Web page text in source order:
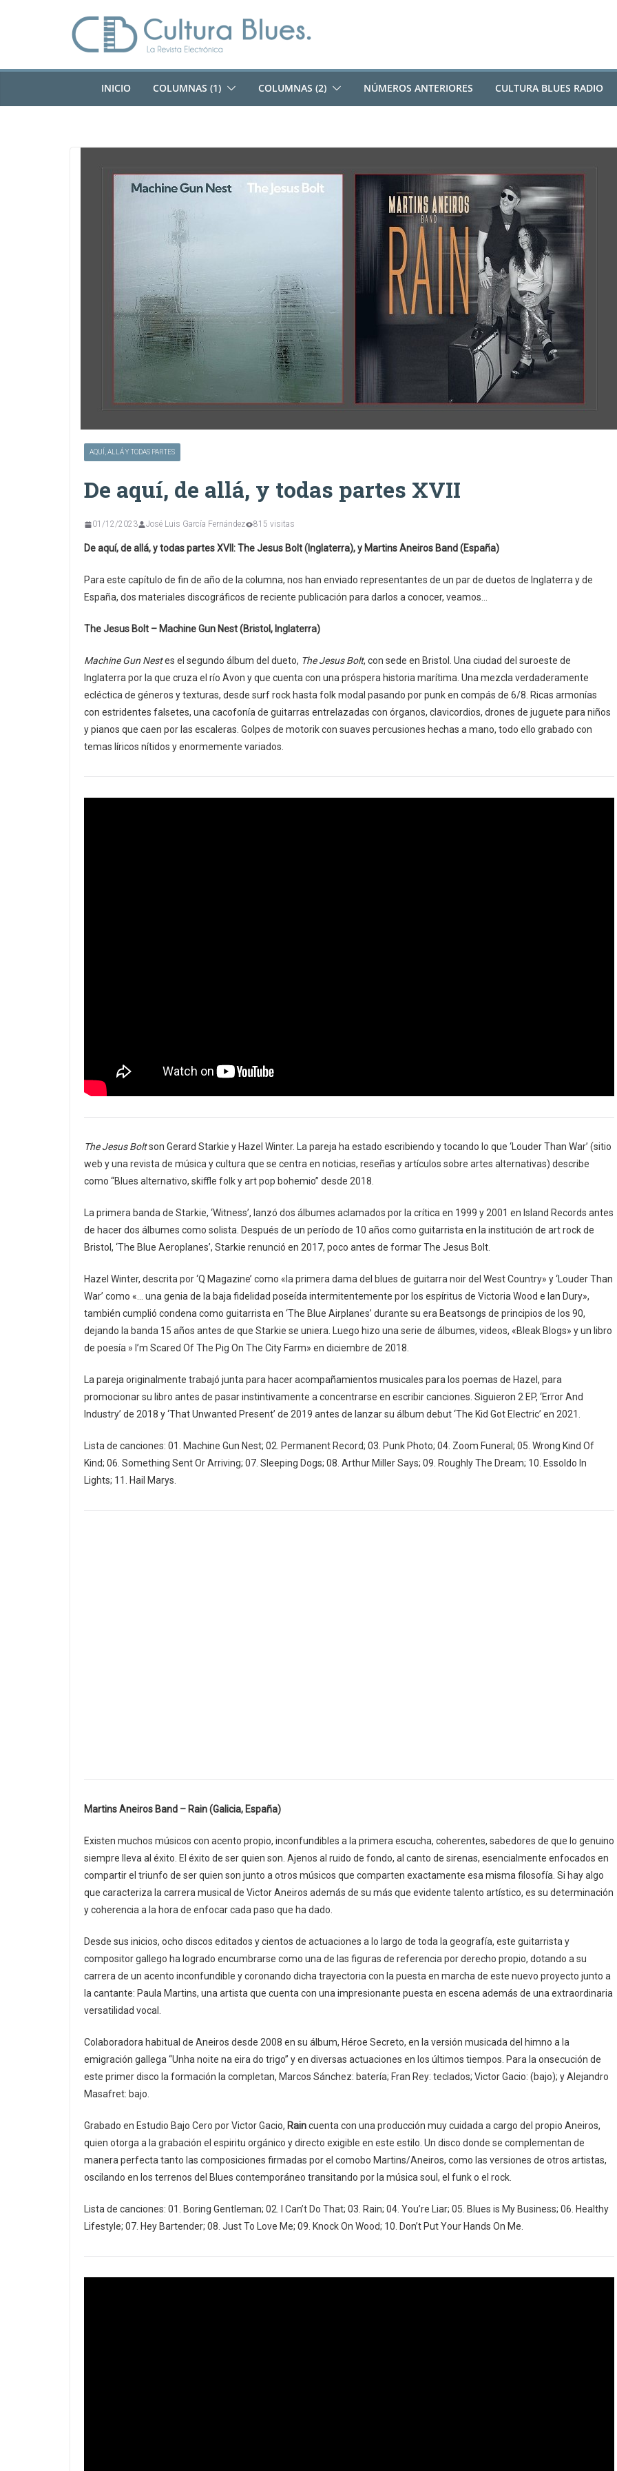
INICIO COLUMNAS (1) COLUMNAS (2) NÚMEROS ANTERIORES CULTURA BLUES RADIO
AQUÍ, ALLÁ Y TODAS PARTES
De aquí, de allá, y todas partes XVII
01/12/2023 José Luis García Fernández 815 visitas
De aquí, de allá, y todas partes XVII: The Jesus Bolt (Inglaterra), y Martins Aneiros Band (España)
Para este capítulo de fin de año de la columna, nos han enviado representantes de un par de duetos de Inglaterra y de
España, dos materiales discográficos de reciente publicación para darlos a conocer, veamos…
The Jesus Bolt – Machine Gun Nest (Bristol, Inglaterra)
Machine Gun Nestes el segundo álbum del dueto, The Jesus Bolt, con sede en Bristol. Una ciudad del suroeste de
Inglaterra por la que cruza el río Avon y que cuenta con una próspera historia marítima. Una mezcla verdaderamente
ecléctica de géneros y texturas, desde surf rock hasta folk modal pasando por punk en compás de 6/8. Ricas armonías
con estridentes falsetes, una cacofonía de guitarras entrelazadas con órganos, clavicordios, drones de juguete para niños
y pianos que caen por las escaleras. Golpes de motorik con suaves percusiones hechas a mano, todo ello grabado con
temas líricos nítidos y enormemente variados.
The Jesus Boltson Gerard Starkie y Hazel Winter. La pareja ha estado escribiendo y tocando lo que ‘Louder Than War’ (sitio
web y una revista de música y cultura que se centra en noticias, reseñas y artículos sobre artes alternativas) describe
como “Blues alternativo, skiffle folk y art pop bohemio” desde 2018.
La primera banda de Starkie, ‘Witness’, lanzó dos álbumes aclamados por la crítica en 1999 y 2001 en Island Records antes
de hacer dos álbumes como solista. Después de un período de 10 años como guitarrista en la institución de art rock de
Bristol, ‘The Blue Aeroplanes’, Starkie renunció en 2017, poco antes de formar The Jesus Bolt.
Hazel Winter, descrita por ‘Q Magazine’ como «la primera dama del blues de guitarra noir del West Country» y ‘Louder Than
War’ como «… una genia de la baja fidelidad poseída intermitentemente por los espíritus de Victoria Wood e Ian Dury»,
también cumplió condena como guitarrista en ‘The Blue Airplanes’ durante su era Beatsongs de principios de los 90,
dejando la banda 15 años antes de que Starkie se uniera. Luego hizo una serie de álbumes, videos, «Bleak Blogs» y un libro
de poesía » I’m Scared Of The Pig On The City Farm» en diciembre de 2018.
La pareja originalmente trabajó junta para hacer acompañamientos musicales para los poemas de Hazel, para
promocionar su libro antes de pasar instintivamente a concentrarse en escribir canciones. Siguieron 2 EP, ‘Error And
Industry’ de 2018 y ‘That Unwanted Present’ de 2019 antes de lanzar su álbum debut ‘The Kid Got Electric’ en 2021.
Lista de canciones: 01. Machine Gun Nest; 02. Permanent Record; 03. Punk Photo; 04. Zoom Funeral; 05. Wrong Kind Of
Kind; 06. Something Sent Or Arriving; 07. Sleeping Dogs; 08. Arthur Miller Says; 09. Roughly The Dream; 10. Essoldo In
Lights; 11. Hail Marys.
Martins Aneiros Band – Rain (Galicia, España)
Existen muchos músicos con acento propio, inconfundibles a la primera escucha, coherentes, sabedores de que lo genuino
siempre lleva al éxito. El éxito de ser quien son. Ajenos al ruido de fondo, al canto de sirenas, esencialmente enfocados en
compartir el triunfo de ser quien son junto a otros músicos que comparten exactamente esa misma filosofía. Si hay algo
que caracteriza la carrera musical de Victor Aneiros además de su más que evidente talento artístico, es su determinación
y coherencia a la hora de enfocar cada paso que ha dado.
Desde sus inicios, ocho discos editados y cientos de actuaciones a lo largo de toda la geografía, este guitarrista y
compositor gallego ha logrado encumbrarse como una de las figuras de referencia por derecho propio, dotando a su
carrera de un acento inconfundible y coronando dicha trayectoria con la puesta en marcha de este nuevo proyecto junto a
la cantante: Paula Martins, una artista que cuenta con una impresionante puesta en escena además de una extraordinaria
versatilidad vocal.
Colaboradora habitual de Aneiros desde 2008 en su álbum, Héroe Secreto, en la versión musicada del himno a la
emigración gallega “Unha noite na eira do trigo” y en diversas actuaciones en los últimos tiempos. Para la onsecución de
este primer disco la formación la completan, Marcos Sánchez: batería; Fran Rey: teclados; Victor Gacio: (bajo); y Alejandro
Masafret: bajo.
Grabado en Estudio Bajo Cero por Victor Gacio, Raincuenta con una producción muy cuidada a cargo del propio Aneiros,
quien otorga a la grabación el espiritu orgánico y directo exigible en este estilo. Un disco donde se complementan de
manera perfecta tanto las composiciones firmadas por el comobo Martins/Aneiros, como las versiones de otros artistas,
oscilando en los terrenos del Blues contemporáneo transitando por la música soul, el funk o el rock.
Lista de canciones: 01. Boring Gentleman; 02. I Can’t Do That; 03. Rain; 04. You’re Liar; 05. Blues is My Business; 06. Healthy
Lifestyle; 07. Hey Bartender; 08. Just To Love Me; 09. Knock On Wood; 10. Don’t Put Your Hands On Me.